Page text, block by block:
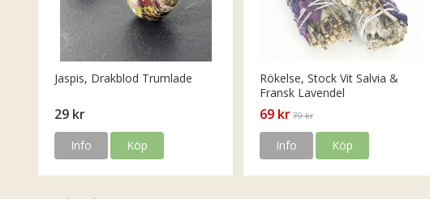
Jaspis, Drakblod Trumlade
29 kr
Info Köp
Rökelse, Stock Vit Salvia &
Fransk Lavendel
69 kr 79 kr
Info Köp